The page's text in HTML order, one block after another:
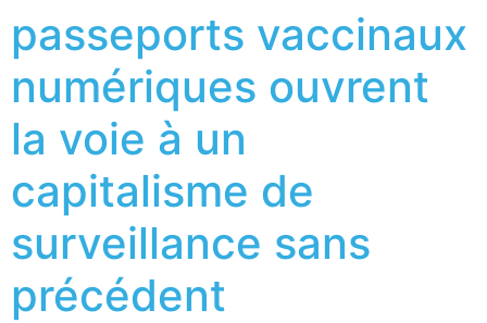
passeports vaccinaux
numériques ouvrent
la voie à un
capitalisme de
surveillance sans
précédent